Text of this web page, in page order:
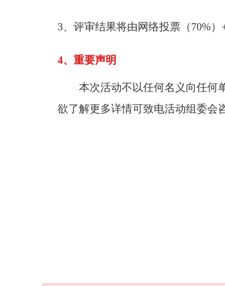
3、评审结果将由网络投票（70%）
4、重要声明
本次活动不以任何名义向任何
欲了解更多详情可致电活动组委会